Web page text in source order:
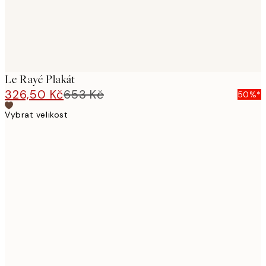
Le Rayé Plakát
326,50 Kč653 Kč
50%*
Vybrat velikost